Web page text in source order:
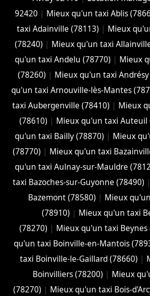
92420 | Mieux qu'un taxi Ablis
taxi Adainville (78113) | Mieux
(78240) | Mieux qu'un taxi
qu'un taxi Andelu (78770) | Mieux
(78260) | Mieux qu'un taxi
qu'un taxi Arnouville-lès-Mantes
taxi Aubergenville (78410) | Mieux
(78610) | Mieux qu'un taxi Auteuil
qu'un taxi Bailly (78870) | Mieux
(78770) | Mieux qu'un taxi
qu'un taxi Aulnay-sur-Mauldre
taxi Bazoches-sur-Guyonne (78490) |
Bazemont (78580) | Mieux
(78910) | Mieux qu'un taxi
(78270) | Mieux qu'un taxi Beynes
qu'un taxi Boinville-en-Mantois
taxi Boinville-le-Gaillard (78660) |
Boinvilliers (78200) | Mieux
(78270) | Mieux qu'un taxi Bois-